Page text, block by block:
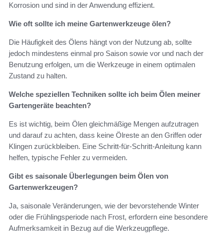
Korrosion und sind in der Anwendung effizient.
Wie oft sollte ich meine Gartenwerkzeuge ölen?
Die Häufigkeit des Ölens hängt von der Nutzung ab, sollte
jedoch mindestens einmal pro Saison sowie vor und nach der
Benutzung erfolgen, um die Werkzeuge in einem optimalen
Zustand zu halten.
Welche speziellen Techniken sollte ich beim Ölen meiner
Gartengeräte beachten?
Es ist wichtig, beim Ölen gleichmäßige Mengen aufzutragen
und darauf zu achten, dass keine Ölreste an den Griffen oder
Klingen zurückbleiben. Eine Schritt-für-Schritt-Anleitung kann
helfen, typische Fehler zu vermeiden.
Gibt es saisonale Überlegungen beim Ölen von
Gartenwerkzeugen?
Ja, saisonale Veränderungen, wie der bevorstehende Winter
oder die Frühlingsperiode nach Frost, erfordern eine besondere
Aufmerksamkeit in Bezug auf die Werkzeugpflege.